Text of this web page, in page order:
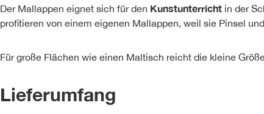
Der Mallappen eignet sich für den Kunstunterricht in der
profitieren von einem eigenen Mallappen, weil sie Pinsel
Für große Flächen wie einen Maltisch reicht die kleine
Lieferumfang